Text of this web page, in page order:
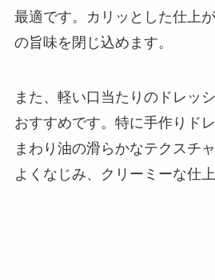
最適です。カリッとした仕上
の旨味を閉じ込めます。
また、軽い口当たりのドレッ
おすすめです。特に手作りド
まわり油の滑らかなテクスチ
よくなじみ、クリーミーな仕